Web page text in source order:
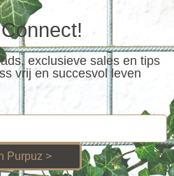
exclusieve sales en tips
vrij en succesvol leven
Purpuz >